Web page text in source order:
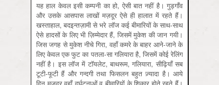
यह हाल केवल इसी कम्पनी का हो, ऐसी बात नहीं है। गुड़गाँव
और उसके आसपास लाखों मज़दूर ऐसे ही हालात में रहते हैं।
खस्ताहाल, बदइन्तज़ामी से भरे लॉज कई बीमारियों के साथ-साथ
ऐसे हादसों के लिए भी ज़िम्मेदार हैं, जिसमें मुकेश की जान गयी।
जिस जगह से मुकेश नीचे गिरा, वहाँ कमरे के बाहर आने-जाने के
लिए केवल एक फुट का पतला-सा गलियारा है, जिसमें कोई रेलिंग
नहीं है। इस लॉज में टॉयलेट, बाथरूम, गलियारा, सीढ़ियाँ सब
टूटी-फूटी हैं और गन्दगी तथा फिसलन बहुत ज़्यादा है। आये